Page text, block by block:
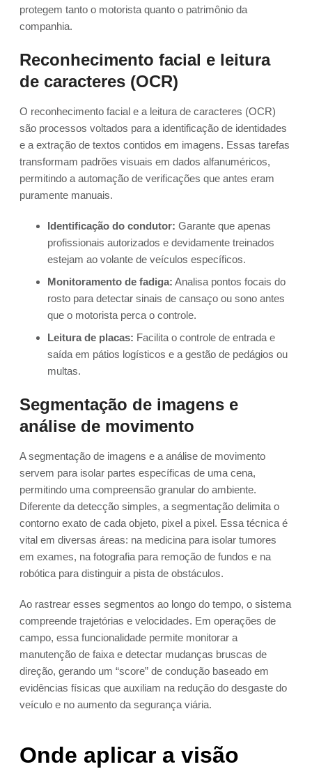
protegem tanto o motorista quanto o patrimônio da
companhia.
Reconhecimento facial e leitura
de caracteres (OCR)
O reconhecimento facial e a leitura de caracteres (OCR)
são processos voltados para a identificação de identidades
e a extração de textos contidos em imagens. Essas tarefas
transformam padrões visuais em dados alfanuméricos,
permitindo a automação de verificações que antes eram
puramente manuais.
Identificação do condutor: Garante que apenas
profissionais autorizados e devidamente treinados
estejam ao volante de veículos específicos.
Monitoramento de fadiga: Analisa pontos focais do
rosto para detectar sinais de cansaço ou sono antes
que o motorista perca o controle.
Leitura de placas: Facilita o controle de entrada e
saída em pátios logísticos e a gestão de pedágios ou
multas.
Segmentação de imagens e
análise de movimento
A segmentação de imagens e a análise de movimento
servem para isolar partes específicas de uma cena,
permitindo uma compreensão granular do ambiente.
Diferente da detecção simples, a segmentação delimita o
contorno exato de cada objeto, pixel a pixel. Essa técnica é
vital em diversas áreas: na medicina para isolar tumores
em exames, na fotografia para remoção de fundos e na
robótica para distinguir a pista de obstáculos.
Ao rastrear esses segmentos ao longo do tempo, o sistema
compreende trajetórias e velocidades. Em operações de
campo, essa funcionalidade permite monitorar a
manutenção de faixa e detectar mudanças bruscas de
direção, gerando um “score” de condução baseado em
evidências físicas que auxiliam na redução do desgaste do
veículo e no aumento da segurança viária.
Onde aplicar a visão